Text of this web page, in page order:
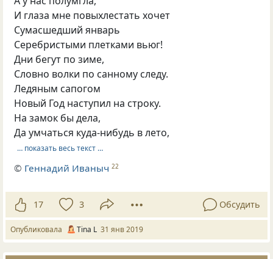
И глаза мне повыхлестать хочет
Сумасшедший январь
Серебристыми плетками вьюг!
Дни бегут по зиме,
Словно волки по санному следу.
Ледяным сапогом
Новый Год наступил на строку.
На замок бы дела,
Да умчаться куда-нибудь в лето,
… показать весь текст …
© Геннадий Иваныч 22
17 3 Обсудить
Опубликовала Tina L 31 янв 2019